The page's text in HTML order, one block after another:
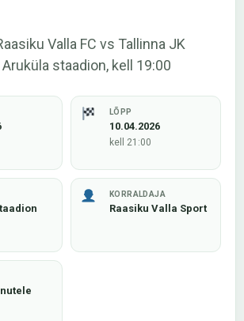
Valla FC vs Tallinna JK
staadion, kell 19:00
LÕPP
10.04.2026
kell 21:00
KORRALDAJA
Raasiku Valla Sport